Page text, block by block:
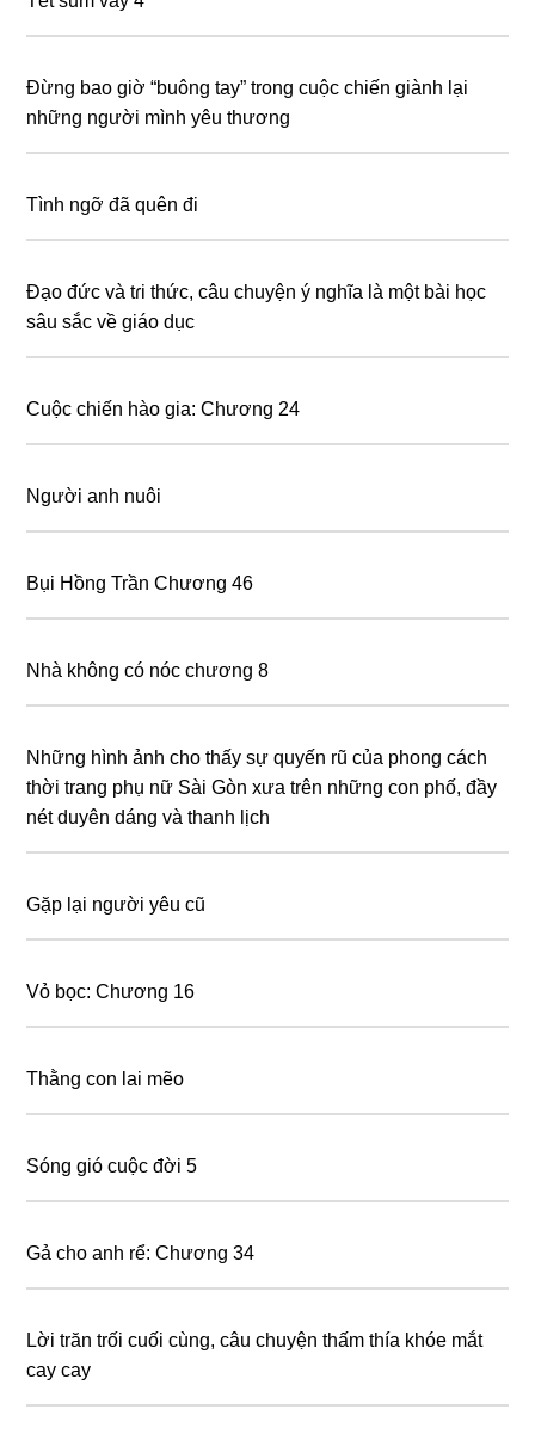
Đừng bao giờ “buông tay” trong cuộc chiến giành lại
những người mình yêu thương
Tình ngỡ đã quên đi
Đạo đức và tɾi thức, câu chuyện ý nghĩa là một bài học
sâu sắc về giáo dục
Cuộc chiến hào gia: Chương 24
Người anh nuôi
Bụi Hồng Trần Chương 46
Nhà không có nóc chương 8
Những hình ảnh cho thấy sự quyến rũ của phong cách
thời trang phụ nữ Sài Gòn xưa trên những con phố, đầy
nét duyên dáng và thanh lịch
Gặp lại người yêu cũ
Vỏ bọc: Chương 16
Thằng con lai mẽo
Sóng gió cuộc đời 5
Gả cho anh rể: Chương 34
Lời trăn trối cuối cùng, câu chuyện thấm thía khóe mắt
cay cay